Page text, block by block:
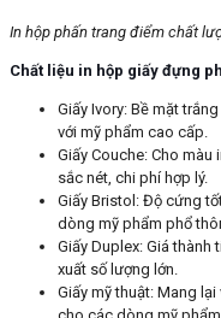
In hộp phấn trang điểm chất
Chất liệu in hộp giấy đựng
Giấy Ivory: Bề mặt
với mỹ phẩm cao cấp.
Giấy Couche: Cho màu
sắc nét, chi phí hợp lý.
Giấy Bristol: Độ cứng
dòng mỹ phẩm phổ
Giấy Duplex: Giá thành
xuất số lượng lớn.
Giấy mỹ thuật: Mang